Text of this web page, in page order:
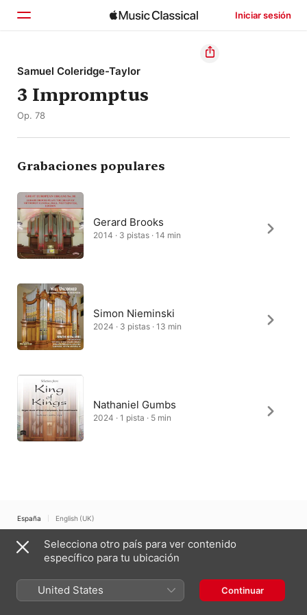
Iniciar sesión
Inicio
Explorar
Samuel Coleridge-Taylor
3 Impromptus
Op. 78
Grabaciones populares
Gerard Brooks
2014 · 3 pistas · 14 min
Simon Nieminski
2024 · 3 pistas · 13 min
Nathaniel Gumbs
2024 · 1 pista · 5 min
España English (UK)
Copyright © 2026 Apple Inc. Todos los derechos reservados.
Términos del servicio de internet
Apple Music y la privacidad
Selecciona otro país para ver contenido
específico para tu ubicación
United States Continuar